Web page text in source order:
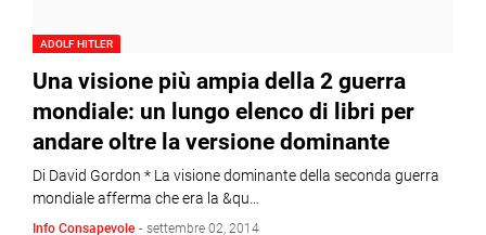
ADOLF HITLER
Una visione più ampia della 2 guerra
mondiale: un lungo elenco di libri per
andare oltre la versione dominante
Di David Gordon * La visione dominante della seconda guerra
mondiale afferma che era la &qu…
Info Consapevole - settembre 02, 2014